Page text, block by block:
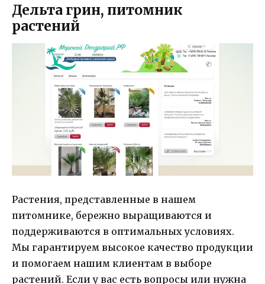
Дельта грин, питомник
растений
Растения, представленные в нашем
питомнике, бережно выращиваются и
поддерживаются в оптимальных условиях.
Мы гарантируем высокое качество продукции
и помогаем нашим клиентам в выборе
растений. Если у вас есть вопросы или нужна